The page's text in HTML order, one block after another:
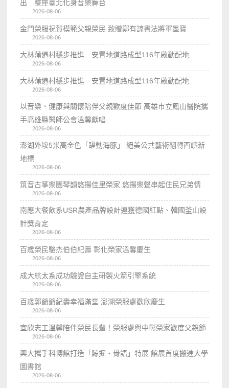
出 整座臺北化身音樂舞台
2026-08-06
金門榮服祝賀模範父親榮民 致贈鄭有諒書法將軍墨寶
2026-08-06
大林蒲遷村穩步推進 安置地道路成型116年啟動配地
2026-08-06
大林蒲遷村穩步推進 安置地道路成型116年啟動配地
2026-08-06
以音樂、健康與關懷陪伴父親歡度佳節 高雄市立鳳山醫院攜
手高雄縣醫師公會溫馨獻唱
2026-08-06
澎湖外垵5米高金色「躍動海豚」 絕美公共藝術翻轉西嶼新
地標
2026-08-06
筑音古箏樂團琴韻悠揚佳里榮家 悠揚樂聲串起住民兄弟情
2026-08-06
南應大餐飲系USR農產品牌設計連獲德國紅點、韓國釜山設
計獎肯定
2026-08-06
百歲榮民駱杰伯伯紀壽 彰化榮家溫馨慶生
2026-08-06
成大航太系成功驗證自主研製火箭引擎系統
2026-08-06
百歲郭爺爺紀壽幸福滿堂 澎湖榮服處歡欣慶生
2026-08-06
宜欣志工溫馨陪伴榮民長輩！榮服處與中彰榮家歡度父親節
2026-08-06
興大攜手科博館打造「鯨掘・骨語」特展 館展首度搬進大學
圖書館
2026-08-06